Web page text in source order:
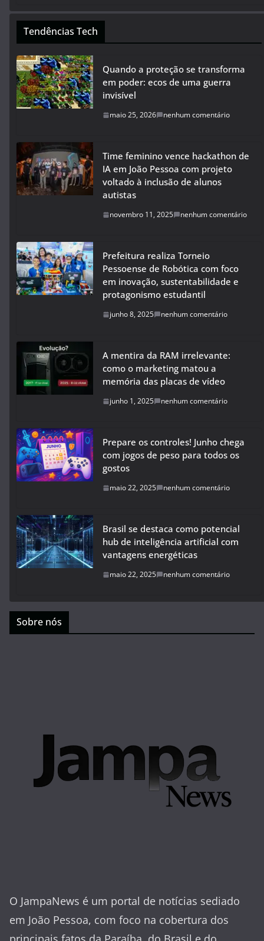
Tendências Tech
Quando a proteção se transforma
em poder: ecos de uma guerra
invisível
maio 25, 2026 nenhum comentário
Time feminino vence hackathon de
IA em João Pessoa com projeto
voltado à inclusão de alunos
autistas
novembro 11, 2025 nenhum comentário
Prefeitura realiza Torneio
Pessoense de Robótica com foco
em inovação, sustentabilidade e
protagonismo estudantil
junho 8, 2025 nenhum comentário
A mentira da RAM irrelevante:
como o marketing matou a
memória das placas de vídeo
junho 1, 2025 nenhum comentário
Prepare os controles! Junho chega
com jogos de peso para todos os
gostos
maio 22, 2025 nenhum comentário
Brasil se destaca como potencial
hub de inteligência artificial com
vantagens energéticas
maio 22, 2025 nenhum comentário
Sobre nós
O JampaNews é um portal de notícias sediado
em João Pessoa, com foco na cobertura dos